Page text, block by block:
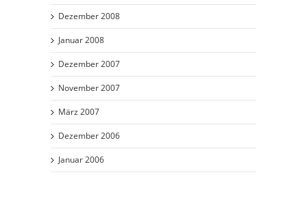
Dezember 2008
Januar 2008
Dezember 2007
November 2007
März 2007
Dezember 2006
Januar 2006